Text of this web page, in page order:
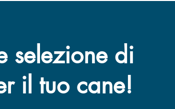
selezione di
il tuo cane!